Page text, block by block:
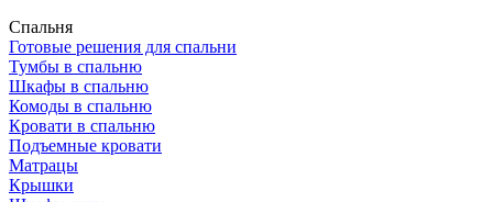
Спальня
Готовые решения для спальни
Тумбы в спальню
Шкафы в спальню
Комоды в спальню
Кровати в спальню
Подъемные кровати
Матрацы
Крышки